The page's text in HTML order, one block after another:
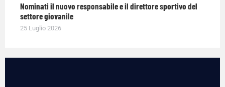
Nominati il nuovo responsabile e il direttore sportivo del
settore giovanile
25 Luglio 2026